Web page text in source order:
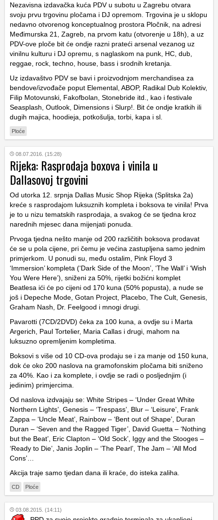
Nezavisna izdavačka kuća PDV u subotu u Zagrebu otvara
svoju prvu trgovinu pločama i DJ opremom. Trgovina je u sklopu
nedavno otvorenog konceptualnog prostora Pločnik, na adresi
Međimurska 21, Zagreb, na prvom katu (otvorenje u 18h), a uz
PDV-ove ploče bit će ondje razni prateći arsenal vezanog uz
vinilnu kulturu i DJ opremu, s naglaskom na punk, HC, dub,
reggae, rock, techno, house, bass i srodnih kretanja.
Uz izdavaštvo PDV se bavi i proizvodnjom merchandisea za
bendove/izvođače poput Elemental, ABOP, Radikal Dub Kolektiv,
Filip Motovunski, Fakofbolan, Stonebride itd., kao i festivale
Seasplash, Outlook, Dimensions i Slurp!. Bit će ondje kratkih ili
dugih majica, hoodieja, potkošulja, torbi, kapa i sl.
Ploće
08.07.2016. (15:28)
Rijeka: Rasprodaja boxova i vinila u
Dallasovoj trgovini
Od utorka 12. srpnja Dallas Music Shop Rijeka (Splitska 2a)
kreće s rasprodajom luksuznih kompleta i boksova te vinila! Prva
je to u nizu tematskih rasprodaja, a svakog će se tjedna kroz
narednih mjesec dana mijenjati ponuda.
Prvoga tjedna nešto manje od 200 različitih boksova prodavat
će se u pola cijene, pri čemu je većina zastupljena samo jednim
primjerkom. U ponudi su, među ostalim, Pink Floyd 3
‘Immersion’ kompleta (‘Dark Side of the Moon’, ‘The Wall’ i ‘Wish
You Were Here’), sniženi za 50%, rijetki božićni komplet
Beatlesa ići će po cijeni od 170 kuna (50% popusta), a nude se
još i Depeche Mode, Gotan Project, Placebo, The Cult, Genesis,
Graham Nash, Dr. Feelgood i mnogi drugi.
Pavarotti (7CD/2DVD) čeka za 100 kuna, a ovdje su i Marta
Argerich, Paul Tortelier, Maria Callas i drugi, mahom na
luksuzno opremljenim kompletima.
Boksovi s više od 10 CD-ova prodaju se i za manje od 150 kuna,
dok će oko 200 naslova na gramofonskim pločama biti sniženo
za 40%. Kao i za komplete, i ovdje se radi o posljednjim (i
jedinim) primjercima.
Od naslova izdvajaju se: White Stripes – ‘Under Great White
Northern Lights’, Genesis – ‘Trespass’, Blur – ‘Leisure’, Frank
Zappa – ‘Uncle Meat’, Rainbow – ‘Bent out of Shape’, Duran
Duran – ‘Seven and the Ragged Tiger’, David Guetta – ‘Nothing
but the Beat’, Eric Clapton – ‘Old Sock’, Iggy and the Stooges –
‘Ready to Die’, Janis Joplin – ‘The Pearl’, The Jam – ‘All Mod
Cons’…
Akcija traje samo tjedan dana ili kraće, do isteka zaliha.
CD Ploće
03.08.2015. (14:11)